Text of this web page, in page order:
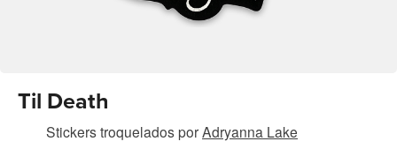
Til Death
Stickers troqueladosporAdryanna Lake